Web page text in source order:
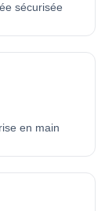
sécurisée
en main